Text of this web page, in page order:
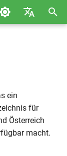
ein
für
Österreich
macht.